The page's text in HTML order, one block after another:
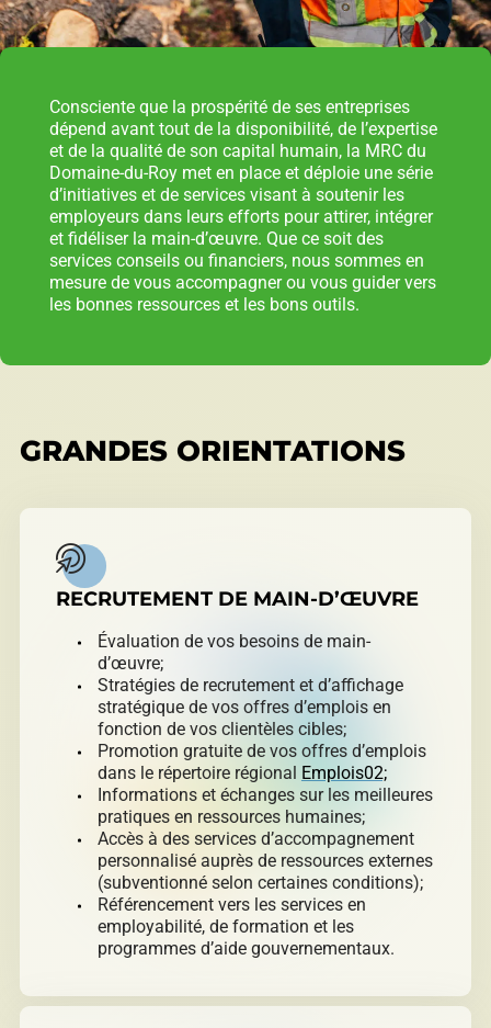
Villégiature
Vente pour non-paiement de taxes
Consciente que la prospérité de ses entreprises
dépend avant tout de la disponibilité, de l’expertise
et de la qualité de son capital humain, la MRC du
Domaine-du-Roy met en place et déploie une série
d’initiatives et de services visant à soutenir les
employeurs dans leurs efforts pour attirer, intégrer
et fidéliser la main-d’œuvre. Que ce soit des
services conseils ou financiers, nous sommes en
mesure de vous accompagner ou vous guider vers
les bonnes ressources et les bons outils.
GRANDES ORIENTATIONS
RECRUTEMENT DE MAIN-D’ŒUVRE
Évaluation de vos besoins de main-
d’œuvre;
Stratégies de recrutement et d’affichage
stratégique de vos offres d’emplois en
fonction de vos clientèles cibles;
Promotion gratuite de vos offres d’emplois
dans le répertoire régional Emplois02;
Informations et échanges sur les meilleures
pratiques en ressources humaines;
Accès à des services d’accompagnement
personnalisé auprès de ressources externes
(subventionné selon certaines conditions);
Référencement vers les services en
employabilité, de formation et les
programmes d’aide gouvernementaux.